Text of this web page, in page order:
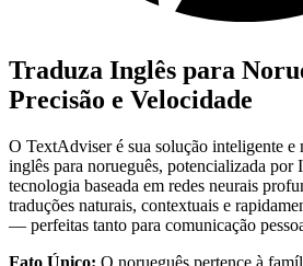
Traduza Inglês para
Precisão e Velocidade
O TextAdviser é sua solução inteligente e
inglês para norueguês, potencializada por
tecnologia baseada em redes neurais
traduções naturais, contextuais e
— perfeitas tanto para comunicação
Fato Único: O norueguês pertence à